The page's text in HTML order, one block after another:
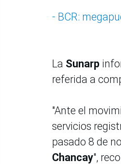
- BCR:
La Sunarp
referida a
"Ante el
servicios
pasado 8 de
Chancay",